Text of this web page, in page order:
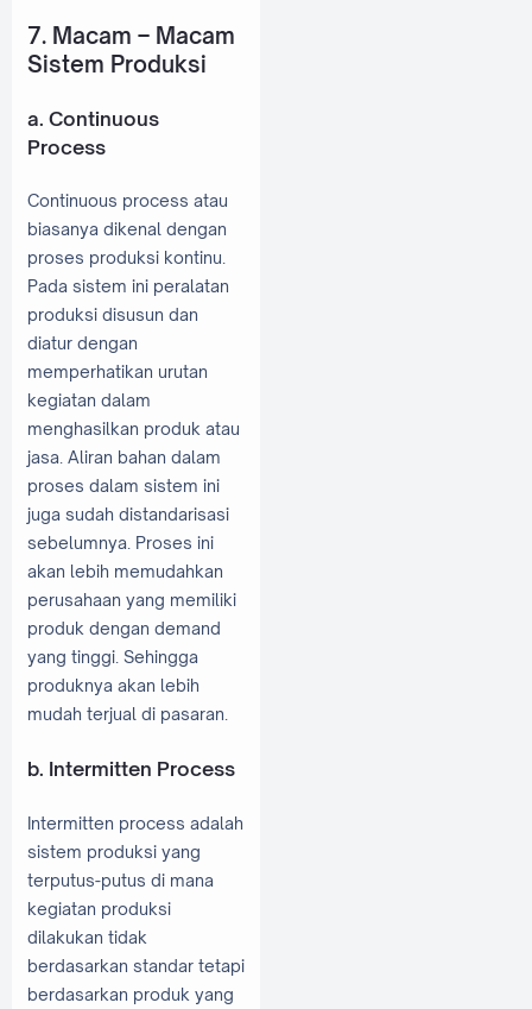
7. Macam – Macam
Sistem Produksi
a. Continuous
Process
Continuous process atau
biasanya dikenal dengan
proses produksi kontinu.
Pada sistem ini peralatan
produksi disusun dan
diatur dengan
memperhatikan urutan
kegiatan dalam
menghasilkan produk atau
jasa. Aliran bahan dalam
proses dalam sistem ini
juga sudah distandarisasi
sebelumnya. Proses ini
akan lebih memudahkan
perusahaan yang memiliki
produk dengan demand
yang tinggi. Sehingga
produknya akan lebih
mudah terjual di pasaran.
b. Intermitten Process
Intermitten process adalah
sistem produksi yang
terputus-putus di mana
kegiatan produksi
dilakukan tidak
berdasarkan standar tetapi
berdasarkan produk yang